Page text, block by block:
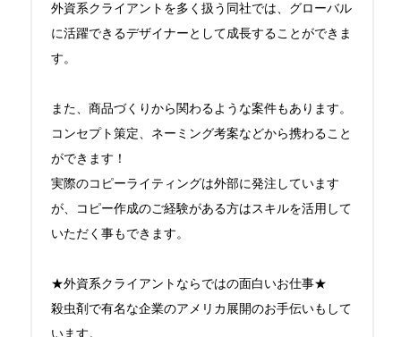
外資系クライアントを多く扱う同社では、グローバル
に活躍できるデザイナーとして成長することができま
す。
また、商品づくりから関わるような案件もあります。
コンセプト策定、ネーミング考案などから携わること
ができます！
実際のコピーライティングは外部に発注しています
が、コピー作成のご経験がある方はスキルを活用して
いただく事もできます。
★外資系クライアントならではの面白いお仕事★
殺虫剤で有名な企業のアメリカ展開のお手伝いもして
います。